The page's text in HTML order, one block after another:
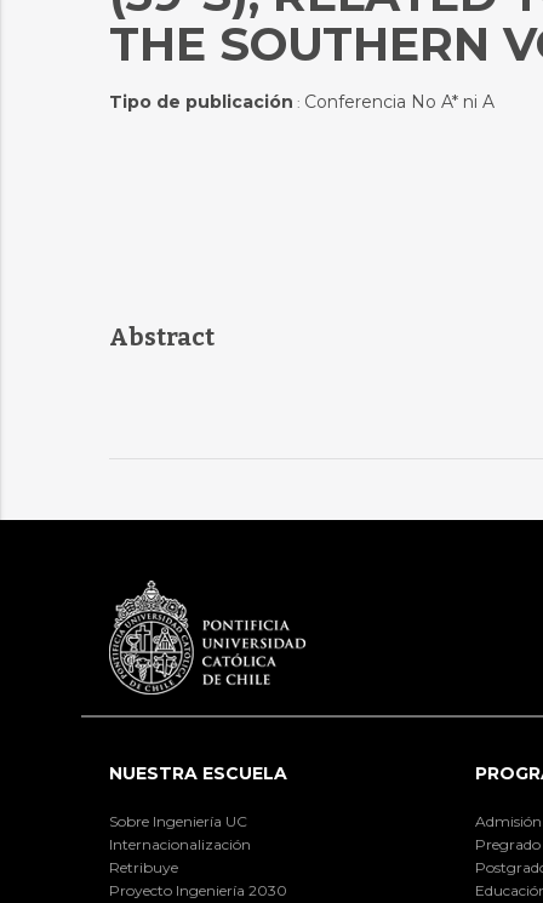
THE SOUTHERN
Tipo de publicación : Conferencia No A* ni A
Abstract
NUESTRA ESCUELA
Sobre Ingeniería UC
Internacionalización
Retribuye
Proyecto Ingeniería 2030
Admisión
Pregrado